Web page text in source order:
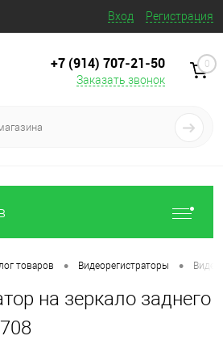
Вход Регистрация
+7 (914) 707‒21‒50
Заказать звонок
0
товаров • Видеорегистраторы •
на зеркало заднего